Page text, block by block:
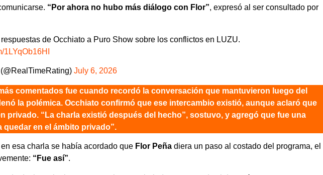
“Por ahora no hubo más diálogo con Flor”, expresó al ser consultado por
de Occhiato a Puro Show sobre los conflictos en LUZU.
1LYqOb16HI
July 6, 2026
comentados fue cuando recordó la conversación que mantuvieron luego del
la polémica. Occhiato confirmó que ese intercambio existió, aunque aclaró que
privado. “La charla existió después del hecho”, sostuvo, y agregó que fue una
quedar en el ámbito privado”.
esa charla se había acordado que Flor Peña diera un paso al costado del programa, el
“Fue así”.